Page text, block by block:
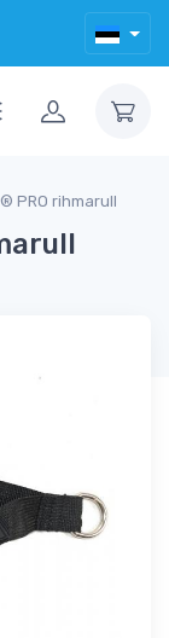
PRO rihmarull